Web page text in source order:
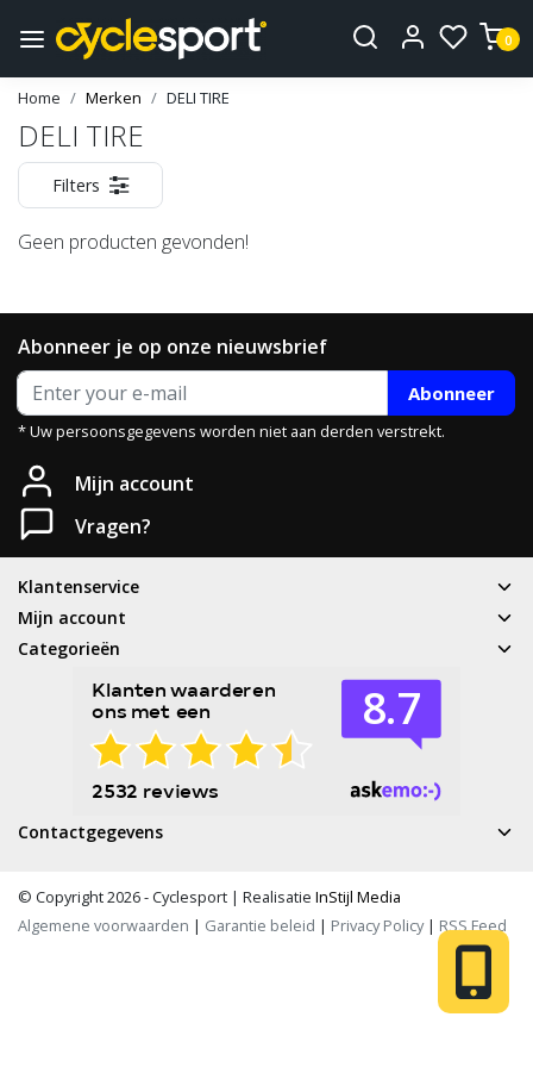
0
Home Merken DELI TIRE
DELI TIRE
Filters
Geen producten gevonden!
Abonneer je op onze nieuwsbrief
Abonneer
* Uw persoonsgegevens worden niet aan derden verstrekt.
Mijn account
Vragen?
Klantenservice
Mijn account
Categorieën
Contactgegevens
© Copyright 2026 - Cyclesport | Realisatie InStijl Media
Algemene voorwaarden | Garantie beleid | Privacy Policy| RSS Feed